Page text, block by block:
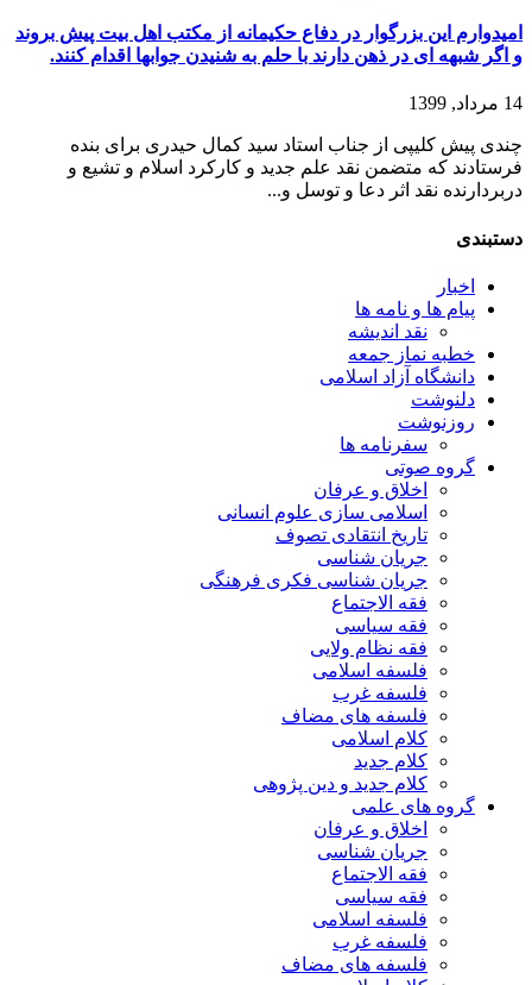
امیدوارم این بزرگوار در دفاع حکیمانه از مکتب اهل بیت پیش بروند
و اگر شبهه ای در ذهن دارند با حلم به شنیدن جوابها اقدام کنند.
14 مرداد, 1399
چندی پیش کلیپی از جناب استاد سید کمال حیدری برای بنده
فرستادند که متضمن نقد علم جدید و کارکرد اسلام و تشیع و
دربردارنده نقد اثر دعا و توسل و...
دستبندی
اخبار
پیام ها و نامه ها
نقد اندیشه
خطبه نماز جمعه
دانشگاه آزاد اسلامی
دلنوشت
روزنوشت
سفرنامه ها
گروه صوتی
اخلاق و عرفان
اسلامی سازی علوم انسانی
تاریخ انتقادی تصوف
جریان شناسی
جریان شناسی فکری فرهنگی
فقه الاجتماع
فقه سیاسی
فقه نظام ولایی
فلسفه اسلامی
فلسفه غرب
فلسفه های مضاف
کلام اسلامی
کلام جدید
کلام جدید و دین پژوهی
گروه های علمی
اخلاق و عرفان
جریان شناسی
فقه الاجتماع
فقه سیاسی
فلسفه اسلامی
فلسفه غرب
فلسفه های مضاف